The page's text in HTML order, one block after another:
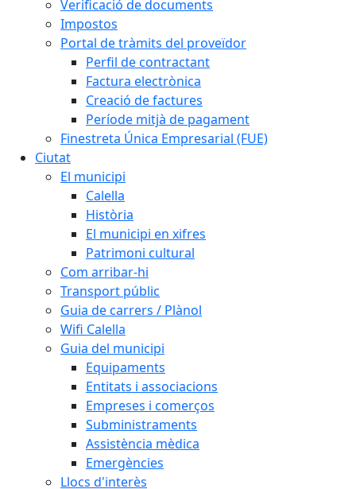
Verificació de documents
Impostos
Portal de tràmits del proveïdor
Perfil de contractant
Factura electrònica
Creació de factures
Període mitjà de pagament
Finestreta Única Empresarial (FUE)
Ciutat
El municipi
Calella
Història
El municipi en xifres
Patrimoni cultural
Com arribar-hi
Transport públic
Guia de carrers / Plànol
Wifi Calella
Guia del municipi
Equipaments
Entitats i associacions
Empreses i comerços
Subministraments
Assistència mèdica
Emergències
Llocs d'interès